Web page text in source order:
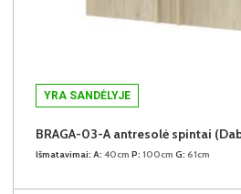
YRA SANDĖLYJE
BRAGA-03-A antresolė spintai
Išmatavimai: A: 40cm P: 100cm G: 61cm